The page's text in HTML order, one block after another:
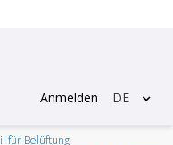
Anmelden DE
für Belüftung